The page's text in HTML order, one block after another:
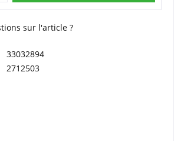
sur l'article ?
33032894
2712503